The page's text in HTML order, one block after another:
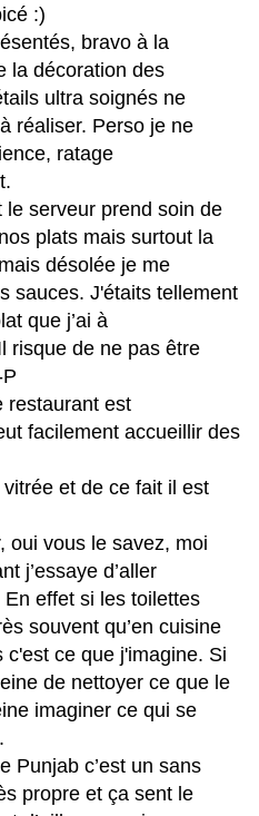
:)
bravo à la
la décoration des
ultra soignés ne
réaliser. Perso je ne
ratage
serveur prend soin de
plats mais surtout la
désolée je me
sauces. J'étaits tellement
que j’ai à
risque de ne pas être
restaurant est
facilement accueillir des
et de ce fait il est
oui vous le savez, moi
j’essaye d’aller
effet si les toilettes
souvent qu’en cuisine
c'est ce que j'imagine. Si
de nettoyer ce que le
imaginer ce qui se
Punjab c’est un sans
propre et ça sent le